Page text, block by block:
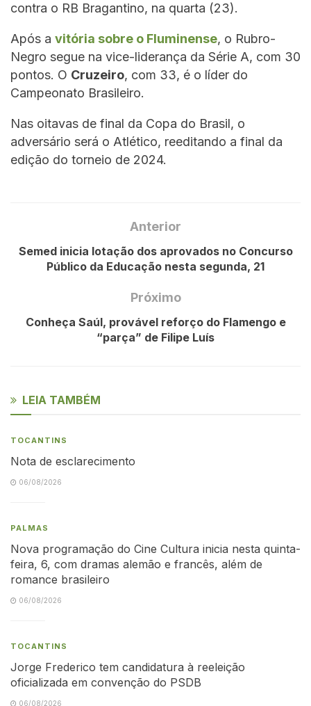
contra o RB Bragantino, na quarta (23).
Após a vitória sobre o Fluminense, o Rubro-
Negro segue na vice-liderança da Série A, com 30
pontos. O Cruzeiro, com 33, é o líder do
Campeonato Brasileiro.
Nas oitavas de final da Copa do Brasil, o
adversário será o Atlético, reeditando a final da
edição do torneio de 2024.
Anterior
Semed inicia lotação dos aprovados no Concurso
Público da Educação nesta segunda, 21
Próximo
Conheça Saúl, provável reforço do Flamengo e
“parça” de Filipe Luís
LEIA TAMBÉM
TOCANTINS
Nota de esclarecimento
06/08/2026
PALMAS
Nova programação do Cine Cultura inicia nesta quinta-
feira, 6, com dramas alemão e francês, além de
romance brasileiro
06/08/2026
TOCANTINS
Jorge Frederico tem candidatura à reeleição
oficializada em convenção do PSDB
06/08/2026